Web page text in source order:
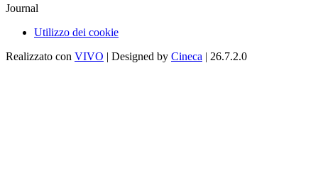
Journal
Utilizzo dei cookie
Realizzato con VIVO | Designed by Cineca | 26.7.2.0